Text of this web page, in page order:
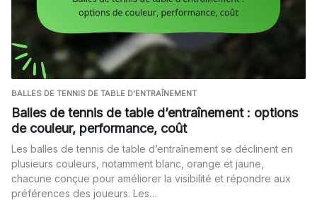
BALLES DE TENNIS DE TABLE D'ENTRAÎNEMENT
Balles de tennis de table d’entraînement : options
de couleur, performance, coût
Les balles de tennis de table d’entraînement se déclinent en
plusieurs couleurs, notamment blanc, orange et jaune,
chacune conçue pour améliorer la visibilité et répondre aux
préférences des joueurs. Les…